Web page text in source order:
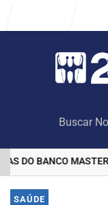
DO BANCO MASTER
EM ALTA
SAÚDE